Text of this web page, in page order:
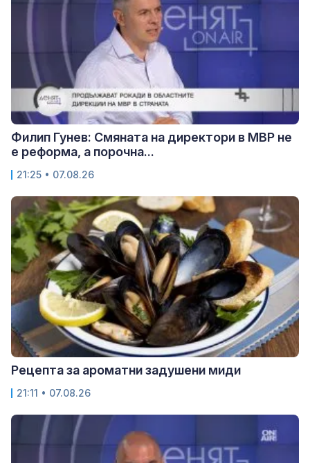
Филип Гунев: Смяната на директори в МВР не
е реформа, а порочна...
21:25 • 07.08.26
Рецепта за ароматни задушени миди
21:11 • 07.08.26